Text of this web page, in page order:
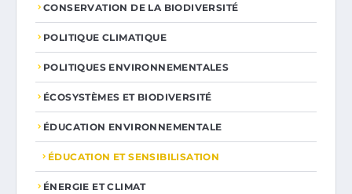
CONSERVATION DE LA BIODIVERSITÉ
POLITIQUE CLIMATIQUE
POLITIQUES ENVIRONNEMENTALES
ÉCOSYSTÈMES ET BIODIVERSITÉ
ÉDUCATION ENVIRONNEMENTALE
ÉDUCATION ET SENSIBILISATION
ÉNERGIE ET CLIMAT